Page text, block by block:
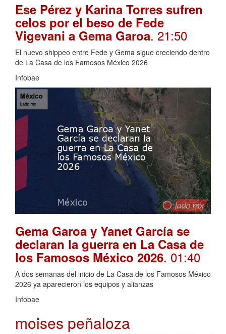
Ese Pérez y Karina Torres sufren
celos por el beso de Fede
Vigevani a Gema Garoa. 21:50
El nuevo shippeo entre Fede y Gema sigue creciendo dentro
de La Casa de los Famosos México 2026
Infobae
Gema Garoa y Yanet García se
declaran la guerra en La Casa de
los Famosos México 2026. 01:40
A dos semanas del inicio de La Casa de los Famosos México
2026 ya aparecieron los equipos y alianzas
Infobae
moises peñaloza